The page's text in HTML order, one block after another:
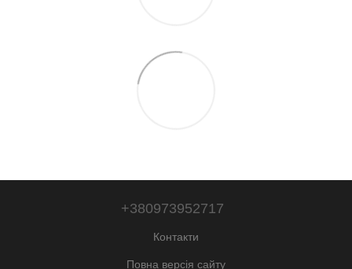
+380973952717
Контакти
Повна версія сайту